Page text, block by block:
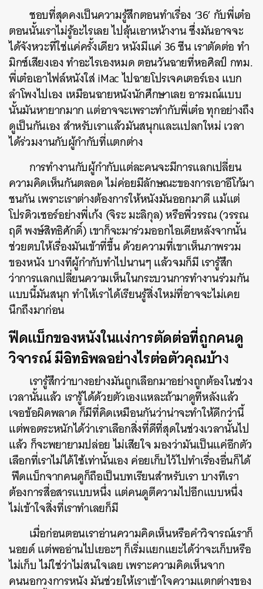
ชอบที่สุดคงเป็นความรู้สึกตอนทำเรื่อง ‘36’ กับพี่เต๋อ
ตอนนั้นเราไม่รู้อะไรเลย ไปลุ้นเอาหน้างาน ซึ่งมันอาจจะ
ได้จังหวะที่ใช่แค่ครั้งเดียว หนังมีแค่ 36 ซีน เราตัดต่อ ทำ
มิกซ์เสียงเอง ทำอะไรเองหมด ตอนวันฉายที่หอศิลป์ กทม.
พี่เต๋อเอาไฟล์หนังใส่ iMac ไปฉายโปรเจคเตอร์เอง แบก
ลำโพงไปเอง เหมือนฉายหนังนักศึกษาเลย อารมณ์แบบ
นั้นมันหายากมาก แต่อาจจะเพราะทำกับพี่เต๋อ ทุกอย่างถึง
ดูเป็นกันเองสำหรับเราแล้วมันสนุกและแปลกใหม่ เวลา
ได้ร่วมงานกับผู้กำกับที่แตกต่าง
การทำงานกับผู้กำกับแต่ละคนจะมีการแลกเปลี่ยน
ความคิดเห็นกันตลอด ไม่ค่อยมีลักษณะของการเอาอีโก้มา
ชนกัน เพราะเราต่างต้องการให้หนังมันออกมาดีแม้แต่
โปรดิวเซอร์อย่างพี่เก้ง (จิระ มะลิกุล)​ หรือพี่วรรณ (วรรณ
ฤดี พงษ์สิทธิศักดิ์) เขาก็จะมาร่วมออกไอเดียหลังจากนั้น
ช่วยตบให้เรื่องมันเข้าที่ขึ้น ด้วยความที่เขาเห็นภาพรวม
ของหนัง บางทีผู้กำกับทำไปนานๆ แล้วจมก็มี เรารู้สึก
ว่าการแลกเปลี่ยนความเห็นในกระบวนการทำงานร่วมกัน
แบบนี้มันสนุก ทำให้เราได้เรียนรู้สิ่งใหม่ที่อาจจะไม่เคย
นึกถึงมาก่อน
ฟีดแบ็กของหนังในแง่การตัดต่อที่ถูกคนดู
วิจารณ์ มีอิทธิพลอย่างไรต่อตัวคุณบ้าง
เรารู้สึกว่าบางอย่างมันถูกเลือกมาอย่างถูกต้องในช่วง
เวลานั้นแล้ว เรารู้ได้ด้วยตัวเองแหละถ้ามาดูทีหลังแล้ว
เจอข้อผิดพลาด ก็มีที่คิดเหมือนกันว่าน่าจะทำให้ดีกว่านี้
แต่พอตระหนักได้ว่าเราเลือกสิ่งที่ดีที่สุดในช่วงเวลานั้นไป
แล้ว ก็จะพยายามปล่อย ไม่เสียใจ มองว่ามันเป็นแค่อีกตัว
เลือกที่เราไม่ได้ใช้เท่านั้นเอง ค่อยเก็บไว้ไปทำเรื่องอื่นก็ได้
ฟีดแบ็กจากคนดูก็ถือเป็นบทเรียนสำหรับเราบางทีเรา
ต้องการสื่อสารแบบหนึ่ง แต่คนดูตีความไปอีกแบบหนึ่ง
ไม่เข้าใจสิ่งที่เราทำเลยก็มี
เมื่อก่อนตอนเราอ่านความคิดเห็นหรือคำวิจารณ์เราก็
นอยด์ แต่พออ่านไปเยอะๆ ก็เริ่มแยกแยะได้ว่าจะเก็บหรือ
ไม่เก็บ ไม่ใช่ว่าไม่สนใจเลย เพราะความคิดเห็นจาก
คนนอกวงการหนัง มันช่วยให้เราเข้าใจความแตกต่างของ